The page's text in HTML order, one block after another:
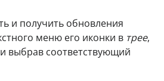
и получить обновления
меню его иконки в трее,
выбрав соответствующий